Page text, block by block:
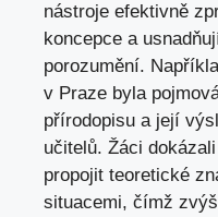
nástroje efektivně
koncepce a
porozumění.
v Praze byla
přírodopisu a její
učitelů. Žáci
propojit teoretické
situacemi, čímž